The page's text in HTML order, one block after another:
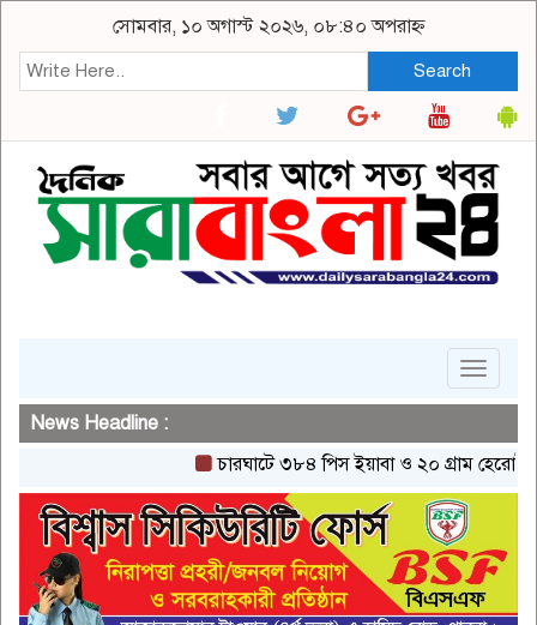
সোমবার, ১০ অগাস্ট ২০২৬, ০৮:৪০ অপরাহ্ন
Search
Toggle
News Headline :
চারঘাটে ৩৮৪ পিস ইয়াবা ও ২০ গ্রাম হেরোইনসহ